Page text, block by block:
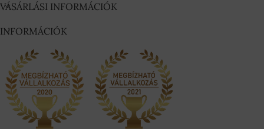
VÁSÁRLÁSI INFORMÁCIÓK
INFORMÁCIÓK